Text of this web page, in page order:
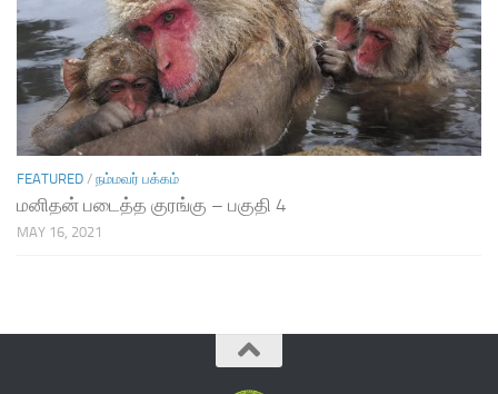
FEATURED / நம்மவர் பக்கம்
மனிதன் படைத்த குரங்கு – பகுதி 4
MAY 16, 2021